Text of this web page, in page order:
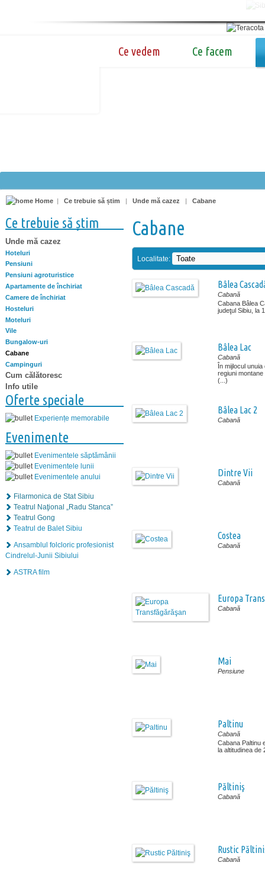
Ce vedem Ce facem
Home | Ce trebuie să știm | Unde mă cazez | Cabane
Ce trebuie să știm
Unde mă cazez
Hoteluri
Pensiuni
Pensiuni agroturistice
Apartamente de închiriat
Camere de închiriat
Hosteluri
Moteluri
Vile
Bungalow-uri
Cabane
Campinguri
Cum călătoresc
Info utile
Oferte speciale
Experiențe memorabile
Evenimente
Evenimentele săptămânii
Evenimentele lunii
Evenimentele anului
Filarmonica de Stat Sibiu
Teatrul Naţional „Radu Stanca”
Teatrul Gong
Teatrul de Balet Sibiu
Ansamblul folcloric profesionist
Cindrelul-Junii Sibiului
ASTRA film
Cabane
Localitate:
Bâlea
Cabană
Cabana Bâlea
judeţul Sibiu, la
Bâlea Lac
Cabană
În mijlocul
regiuni
(...)
Bâlea Lac 2
Cabană
Dintre Vii
Cabană
Costea
Cabană
Europa
Cabană
Mai
Pensiune
Paltinu
Cabană
Cabana Paltinu
la altitudinea de
Păltiniş
Cabană
Rustic
Cabană